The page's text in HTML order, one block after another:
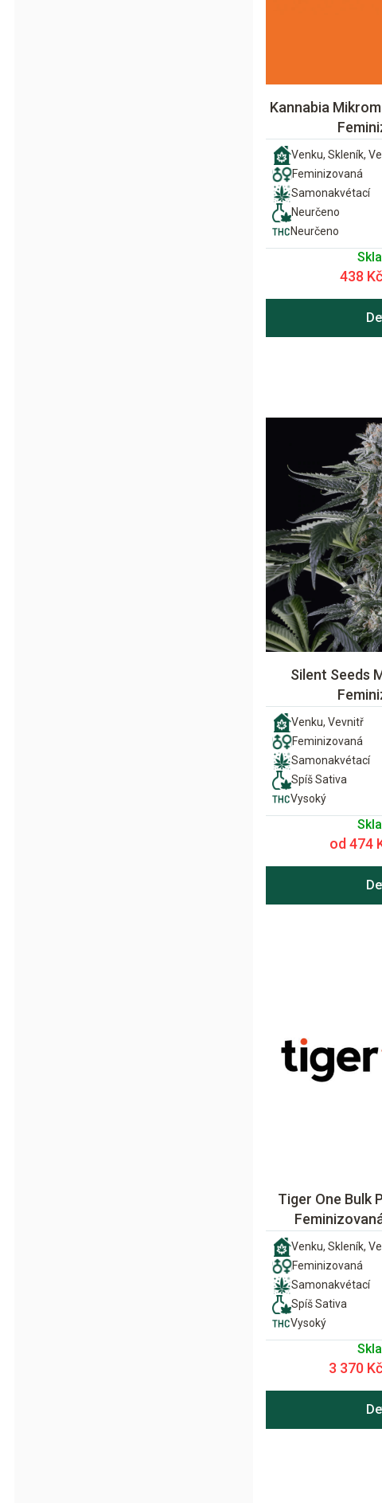
Kannabia
Venku, Skleník,
Feminizovaná
Samonakvétací
Neurčeno
Neurčeno
438 Kč
Silent Seeds
Venku, Vevnitř
Feminizovaná
Samonakvétací
Spíš Sativa
Vysoký
od 474
Tiger One Bulk
Venku, Skleník,
Feminizovaná
Samonakvétací
Spíš Sativa
Vysoký
3 370 Kč